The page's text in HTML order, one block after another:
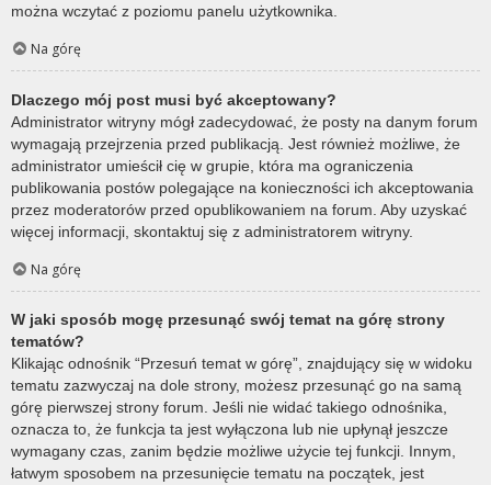
można wczytać z poziomu panelu użytkownika.
Na górę
Dlaczego mój post musi być akceptowany?
Administrator witryny mógł zadecydować, że posty na danym forum
wymagają przejrzenia przed publikacją. Jest również możliwe, że
administrator umieścił cię w grupie, która ma ograniczenia
publikowania postów polegające na konieczności ich akceptowania
przez moderatorów przed opublikowaniem na forum. Aby uzyskać
więcej informacji, skontaktuj się z administratorem witryny.
Na górę
W jaki sposób mogę przesunąć swój temat na górę strony
tematów?
Klikając odnośnik “Przesuń temat w górę”, znajdujący się w widoku
tematu zazwyczaj na dole strony, możesz przesunąć go na samą
górę pierwszej strony forum. Jeśli nie widać takiego odnośnika,
oznacza to, że funkcja ta jest wyłączona lub nie upłynął jeszcze
wymagany czas, zanim będzie możliwe użycie tej funkcji. Innym,
łatwym sposobem na przesunięcie tematu na początek, jest